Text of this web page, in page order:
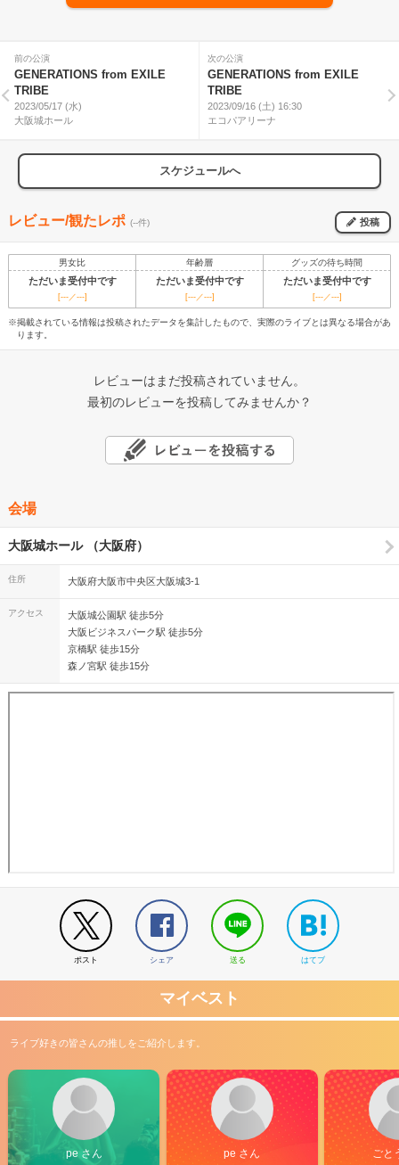
前の公演
GENERATIONS from EXILE
TRIBE
2023/05/17 (水)
大阪城ホール
次の公演
GENERATIONS from EXILE
TRIBE
2023/09/16 (土) 16:30
エコパアリーナ
スケジュールへ
レビュー/観たレポ (--件) 投稿
男女比 年齢層 グッズの待ち時間
ただいま受付中です ただいま受付中です ただいま受付中です
[---／---] [---／---] [---／---]
※掲載されている情報は投稿されたデータを集計したもので、実際のライブとは異なる場合があ
ります。
レビューはまだ投稿されていません。
最初のレビューを投稿してみませんか？
会場
大阪城ホール （大阪府）
住所 大阪府大阪市中央区大阪城3-1
アクセス
大阪城公園駅 徒歩5分
大阪ビジネスパーク駅 徒歩5分
京橋駅 徒歩15分
森ノ宮駅 徒歩15分
ポスト シェア 送る はてブ
マイベスト
ライブ好きの皆さんの推しをご紹介します。
pe さん pe さん ごと